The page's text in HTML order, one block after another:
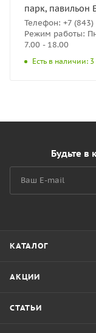
парк, павильон
Телефон: +7
Режим работы:
7.00 - 18.00
Есть в наличии: 3
Будьте в
КАТАЛОГ
АКЦИИ
СТАТЬИ